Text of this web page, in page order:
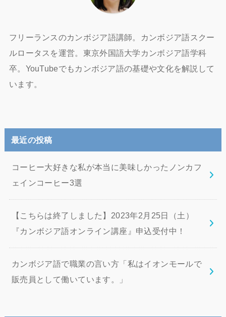
フリーランスのカンボジア語講師。カンボジア語スクー
ルロータスを運営。東京外国語大学カンボジア語学科
卒。YouTubeでもカンボジア語の基礎や文化を解説して
います。
最近の投稿
コーヒー大好きな私が本当に美味しかったノンカフ
ェインコーヒー3選
【こちらは終了しました】2023年2月25日（土）
『カンボジア語オンライン講座』申込受付中！
カンボジア語で職業の言い方「私はイオンモールで
販売員として働いています。」